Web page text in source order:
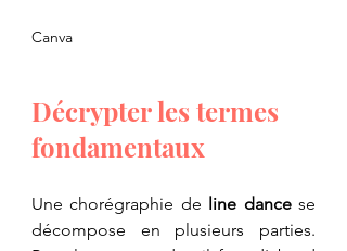
Canva
​Décrypter les termes
fondamentaux
​Une chorégraphie de line dance se
décompose en plusieurs parties.